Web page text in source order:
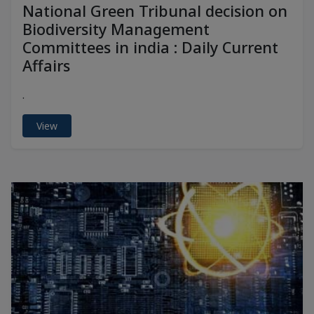
National Green Tribunal decision on
Biodiversity Management
Committees in india : Daily Current
Affairs
.
View